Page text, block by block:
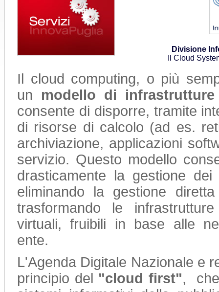
Divisione
Il Cloud
Il cloud computing, o più
un modello di
consente di disporre, tramite
di risorse di calcolo (ad es.
archiviazione, applicazioni
servizio. Questo modello
drasticamente la gestione dei
eliminando la gestione
trasformando le
virtuali, fruibili in base alle
ente.
L'Agenda Digitale Nazionale e
principio del "cloud first",